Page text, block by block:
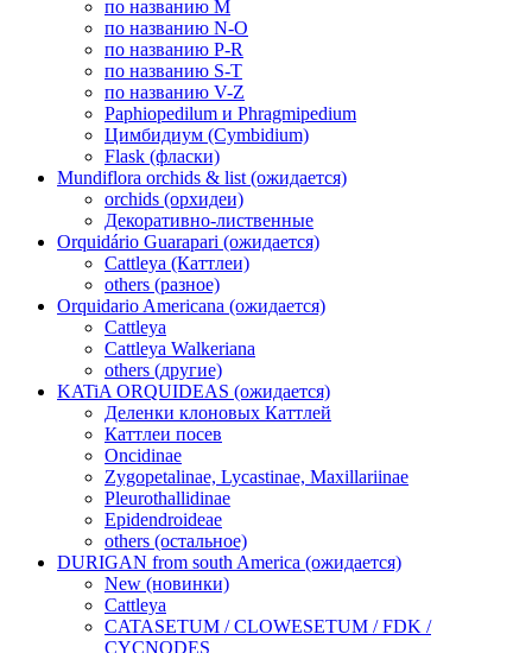
по названию M
по названию N-O
по названию P-R
по названию S-T
по названию V-Z
Paphiopedilum и Phragmipedium
Цимбидиум (Cymbidium)
Flask (фласки)
Mundiflora orchids & list (ожидается)
orchids (орхидеи)
Декоративно-лиственные
Orquidário Guarapari (ожидается)
Cattleya (Каттлеи)
others (разное)
Orquidario Americana (ожидается)
Cattleya
Cattleya Walkeriana
others (другие)
KATiA ORQUIDEAS (ожидается)
Деленки клоновых Каттлей
Каттлеи посев
Oncidinae
Zygopetalinae, Lycastinae, Maxillariinae
Pleurothallidinae
Epidendroideae
others (остальное)
DURIGAN from south America (ожидается)
New (новинки)
Cattleya
CATASETUM / CLOWESETUM / FDK /
CYCNODES